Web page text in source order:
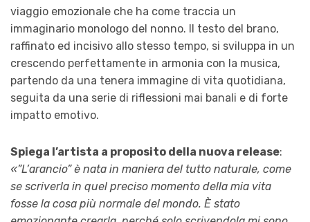
viaggio emozionale che ha come traccia un
immaginario monologo del nonno. Il testo del brano,
raffinato ed incisivo allo stesso tempo, si sviluppa in un
crescendo perfettamente in armonia con la musica,
partendo da una tenera immagine di vita quotidiana,
seguita da una serie di riflessioni mai banali e di forte
impatto emotivo.
Spiega l’artista a proposito della nuova release:
«”L’arancio” è nata in maniera del tutto naturale, come
se scriverla in quel preciso momento della mia vita
fosse la cosa più normale del mondo. È stato